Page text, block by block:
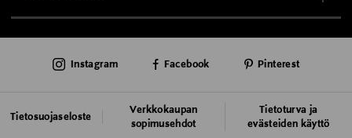
AJANKOHTAISTA
Tietosuojaseloste
Verkkokaupan
sopimusehdot
Tietoturva ja
evästeiden käyttö
Instagram Facebook Pinterest